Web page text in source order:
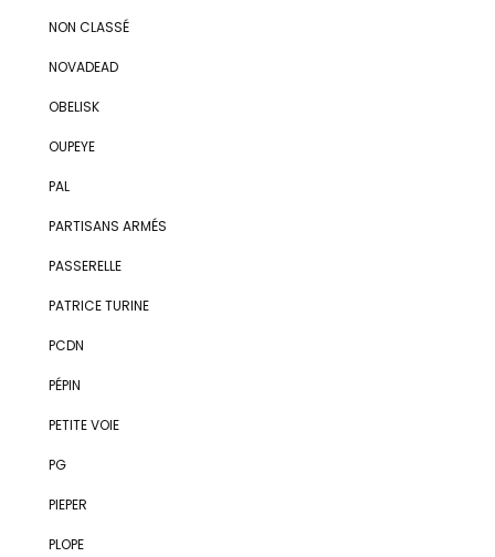
NON CLASSÉ
NOVADEAD
OBELISK
OUPEYE
PAL
PARTISANS ARMÉS
PASSERELLE
PATRICE TURINE
PCDN
PÉPIN
PETITE VOIE
PG
PIEPER
PLOPE